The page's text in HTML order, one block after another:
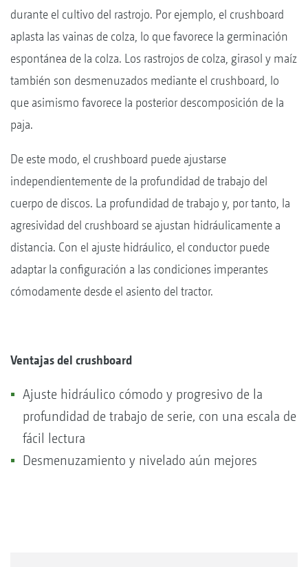
durante el cultivo del rastrojo. Por ejemplo, el crushboard
aplasta las vainas de colza, lo que favorece la germinación
espontánea de la colza. Los rastrojos de colza, girasol y maíz
también son desmenuzados mediante el crushboard, lo
que asimismo favorece la posterior descomposición de la
paja.
De este modo, el crushboard puede ajustarse
independientemente de la profundidad de trabajo del
cuerpo de discos. La profundidad de trabajo y, por tanto, la
agresividad del crushboard se ajustan hidráulicamente a
distancia. Con el ajuste hidráulico, el conductor puede
adaptar la configuración a las condiciones imperantes
cómodamente desde el asiento del tractor.
Ventajas del crushboard
Ajuste hidráulico cómodo y progresivo de la
profundidad de trabajo de serie, con una escala de
fácil lectura
Desmenuzamiento y nivelado aún mejores